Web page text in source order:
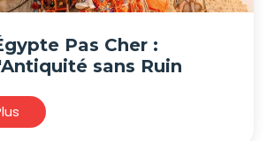
Pas Cher :
sans Ruin